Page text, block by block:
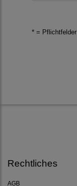
* = Pflichtfelder
Rechtliches
AGB